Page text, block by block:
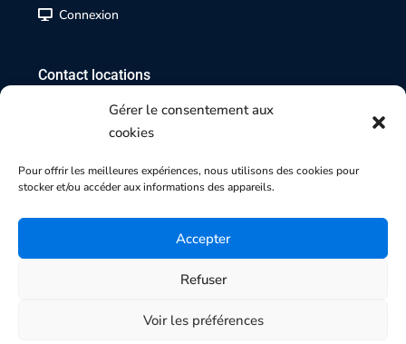
Gérer le consentement aux
cookies
Pour offrir les meilleures expériences, nous utilisons des cookies pour
stocker et/ou accéder aux informations des appareils.
Accepter
Refuser
Voir les préférences
Connexion
Contact locations
02 35 07 17 17
Contact transactions
Mentions légales | Politique de cookies |